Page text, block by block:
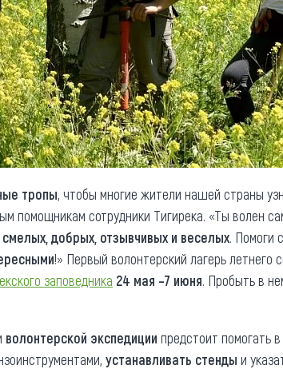
тропы, чтобы многие жители нашей страны
помощникам сотрудники Тигирека. «Ты волен
смелых, добрых, отзывчивых и веселых. Помоги
!» Первый волонтерский лагерь летнего
заповедника 24 мая –7 июня. Пробыть в
волонтерской экспедиции предстоит помогать
устанавливать стенды и